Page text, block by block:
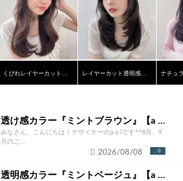
くびれレイヤーカットナチュラルベージュ透け感カラー レイヤーカット透明感オリーブグレージュカラー
透け感カラー『ミントブラウン』【a o i】
みなさん、こんにちは！デザイナーのa o iです^^8月、9
月のご...
0
2026/08/08
透明感カラー『ミントベージュ』【a o i】